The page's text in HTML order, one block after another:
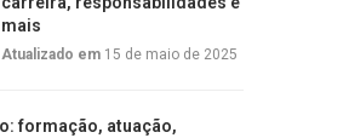
mais
Atualizado em 15 de maio de 2025
formação, atuação,